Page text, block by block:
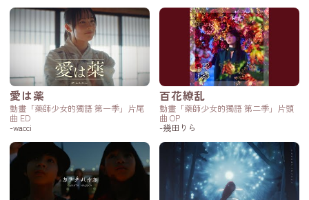
愛は薬
動畫「藥師少女的獨語 第一季」片尾
曲 ED
-wacci
百花繚乱
動畫「藥師少女的獨語 第二季」片頭
曲 OP
-幾田りら